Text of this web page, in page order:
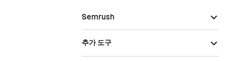
Semrush
추가 도구